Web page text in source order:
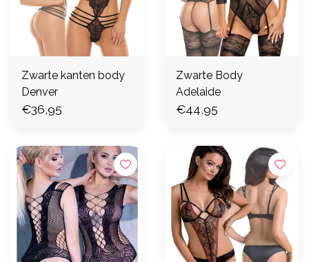
Zwarte kanten body
Denver
€36,95
Zwarte Body
Adelaide
€44,95